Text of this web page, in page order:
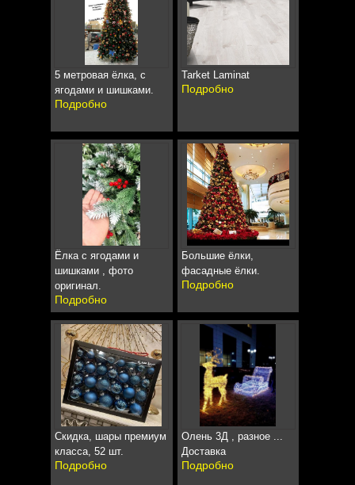
5 метровая ёлка, с
ягодами и шишками.
Подробно
Tarket Laminat
Подробно
Ёлка с ягодами и
шишками , фото
оригинал.
Подробно
Большие ёлки,
фасадные ёлки.
Подробно
Скидка, шары премиум
класса, 52 шт.
Подробно
Олень 3Д , разное ...
Доставка
Подробно